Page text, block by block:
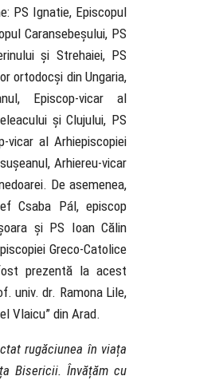
PS Ignatie, Episcopul
Caransebeșului, PS
și Strehaiei, PS
ortodocși din Ungaria,
Episcop-vicar al
și Clujului, PS
vicar al Arhiepiscopiei
Arhiereu-vicar
De asemenea,
Csaba Pál, episcop
și PS Ioan Călin
Greco-Catolice
prezentă la acest
univ. dr. Ramona Lile,
Vlaicu” din Arad.
rugăciunea în viața
Bisericii. Învățăm cu